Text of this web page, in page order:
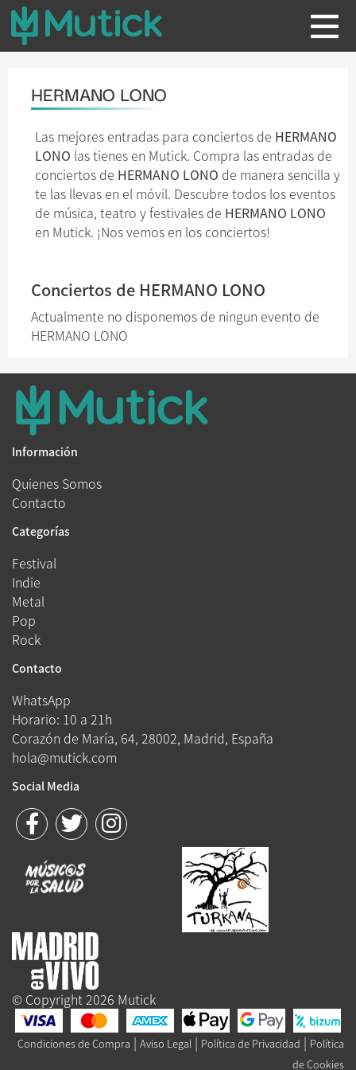
HERMANO LONO
Las mejores entradas para conciertos de HERMANO
LONO las tienes en Mutick. Compra las entradas de
conciertos de HERMANO LONO de manera sencilla y
te las llevas en el móvil. Descubre todos los eventos
de música, teatro y festivales de HERMANO LONO
en Mutick. ¡Nos vemos en los conciertos!
Conciertos de HERMANO LONO
Actualmente no disponemos de ningun evento de
HERMANO LONO
Información
Quienes Somos
Contacto
Categorías
Festival
Indie
Metal
Pop
Rock
Contacto
WhatsApp
Horario: 10 a 21h
Corazón de María, 64, 28002, Madrid, España
hola@mutick.com
Social Media
© Copyright 2026 Mutick
Condiciones de Compra | Aviso Legal | Política de Privacidad | Política
de Cookies